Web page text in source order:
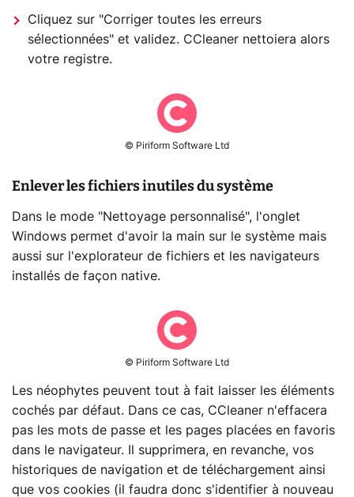
Cliquez sur "Corriger toutes les erreurs
sélectionnées" et validez. CCleaner nettoiera alors
votre registre.
© Piriform Software Ltd
Enlever les fichiers inutiles du système
Dans le mode "Nettoyage personnalisé", l'onglet
Windows permet d'avoir la main sur le système mais
aussi sur l'explorateur de fichiers et les navigateurs
installés de façon native.
© Piriform Software Ltd
Les néophytes peuvent tout à fait laisser les éléments
cochés par défaut. Dans ce cas, CCleaner n'effacera
pas les mots de passe et les pages placées en favoris
dans le navigateur. Il supprimera, en revanche, vos
historiques de navigation et de téléchargement ainsi
que vos cookies (il faudra donc s'identifier à nouveau